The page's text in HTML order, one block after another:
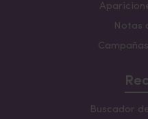
Notas
Buscador